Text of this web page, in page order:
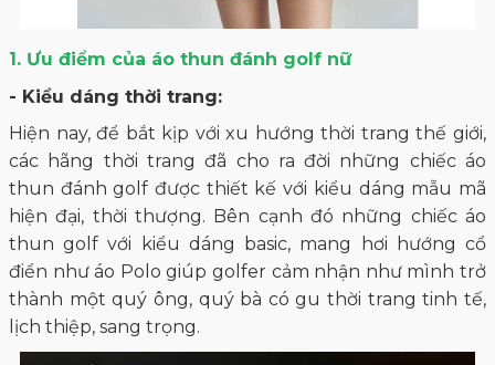
1. Ưu điểm của áo thun đánh golf nữ
- Kiểu dáng thời trang:
Hiện nay, để bắt kịp với xu hướng thời trang thế giới,
các hãng thời trang đã cho ra đời những chiếc áo
thun đánh golf được thiết kế với kiểu dáng mẫu mã
hiện đại, thời thượng. Bên cạnh đó những chiếc áo
thun golf với kiểu dáng basic, mang hơi hướng cổ
điển như áo Polo giúp golfer cảm nhận như mình trở
thành một quý ông, quý bà có gu thời trang tinh tế,
lịch thiệp, sang trọng.